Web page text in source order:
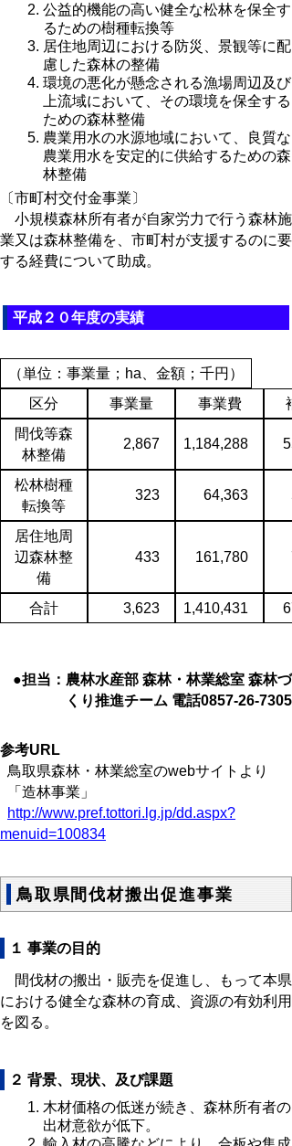
公益的機能の高い健全な松林を保全す
るための樹種転換等
居住地周辺における防災、景観等に配
慮した森林の整備
環境の悪化が懸念される漁場周辺及び
上流域において、その環境を保全する
ための森林整備
農業用水の水源地域において、良質な
農業用水を安定的に供給するための森
林整備
〔市町村交付金事業〕
小規模森林所有者が自家労力で行う森林施
業又は森林整備を、市町村が支援するのに要
する経費について助成。
平成２０年度の実績
（単位：事業量；ha、金額；千円）
区分
事業量 事業費
間伐等森
林整備
2,867 1,184,288
松林樹種
転換等
323 64,363
居住地周
辺森林整
備
433 161,780
合計 3,623 1,410,431
●担当：農林水産部 森林・林業総室 森林づ
くり推進チーム 電話0857-26-7305
参考URL
鳥取県森林・林業総室のwebサイトより
「造林事業」
http://www.pref.tottori.lg.jp/dd.aspx?
menuid=100834
鳥取県間伐材搬出促進事業
１ 事業の目的
間伐材の搬出・販売を促進し、もって本県
における健全な森林の育成、資源の有効利用
を図る。
２ 背景、現状、及び課題
木材価格の低迷が続き、森林所有者の
出材意欲が低下。